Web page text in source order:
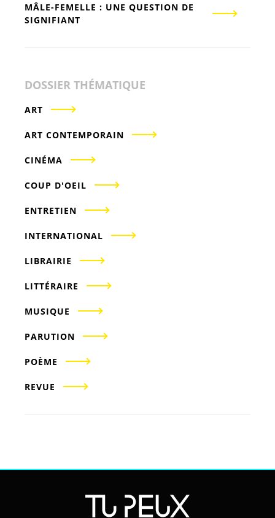
MÂLE-FEMELLE : UNE QUESTION DE
SIGNIFIANT
DOSSIER THÉMATIQUE
ART
ART CONTEMPORAIN
CINÉMA
COUP D'OEIL
ENTRETIEN
INTERNATIONAL
LIBRAIRIE
LITTÉRAIRE
MUSIQUE
PARUTION
POÈME
REVUE